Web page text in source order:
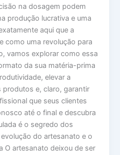
na dosagem podem
produção lucrativa e uma
aqui que a
como uma revolução para
vamos explorar como essa
da sua matéria-prima
elevar a
produtos e, claro, garantir
que seus clientes
até o final e descubra
é o segredo dos
do artesanato e o
O artesanato deixou de ser